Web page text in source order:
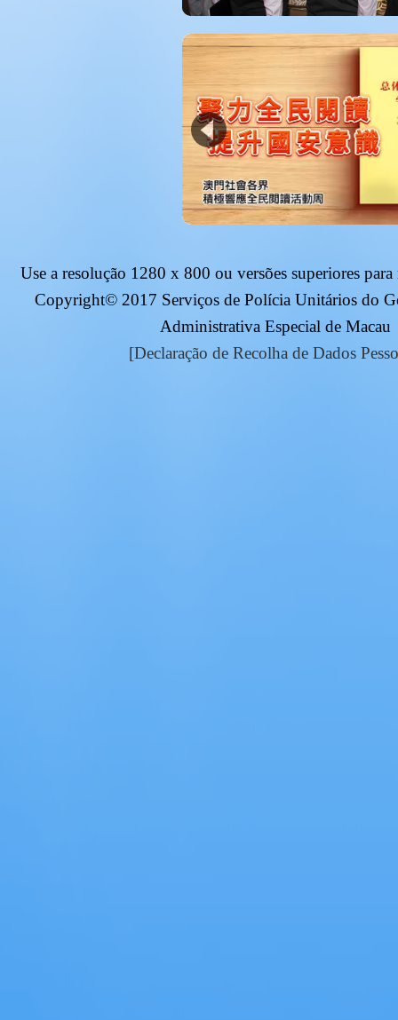
Use a resolução 1280 x 800 ou versões superiores
Copyright© 2017 Serviços de Polícia Unitários do
Administrativa Especial de Macau
[Declaração de Recolha de Dados